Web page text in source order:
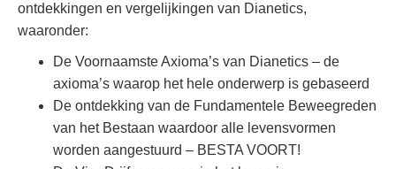
ontdekkingen en vergelijkingen van Dianetics,
waaronder:
De Voornaamste Axioma’s van Dianetics – de
axioma’s waarop het hele onderwerp is gebaseerd
De ontdekking van de Fundamentele Beweegreden
van het Bestaan waardoor alle levensvormen
worden aangestuurd – BESTA VOORT!